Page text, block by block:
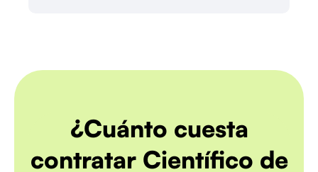
¿Cuánto cuesta
contratar Científico de